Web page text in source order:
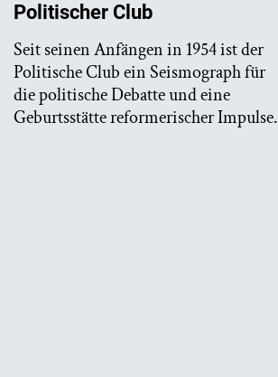
Politischer Club
Seit seinen Anfängen in 1954 ist der
Politische Club ein Seismograph für
die politische Debatte und eine
Geburtsstätte reformerischer Impulse.